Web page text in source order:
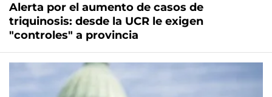
Alerta por el aumento de casos de
triquinosis: desde la UCR le exigen
"controles" a provincia